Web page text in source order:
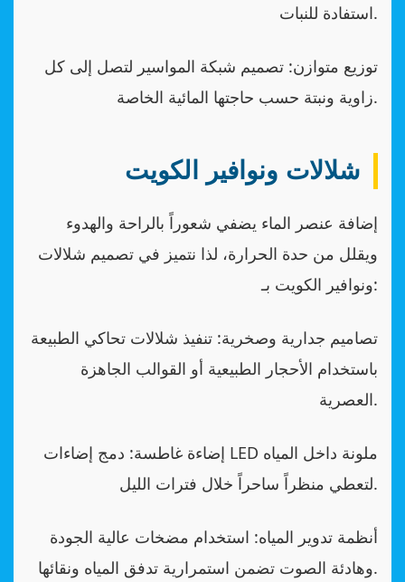
استفادة للنبات.
توزيع متوازن: تصميم شبكة المواسير لتصل إلى كل
زاوية ونبتة حسب حاجتها المائية الخاصة.
شلالات ونوافير الكويت
إضافة عنصر الماء يضفي شعوراً بالراحة والهدوء
ويقلل من حدة الحرارة، لذا نتميز في تصميم شلالات
ونوافير الكويت بـ:
تصاميم جدارية وصخرية: تنفيذ شلالات تحاكي الطبيعة
باستخدام الأحجار الطبيعية أو القوالب الجاهزة
العصرية.
إضاءة غاطسة: دمج إضاءات LED ملونة داخل المياه
لتعطي منظراً ساحراً خلال فترات الليل.
أنظمة تدوير المياه: استخدام مضخات عالية الجودة
وهادئة الصوت تضمن استمرارية تدفق المياه ونقائها.